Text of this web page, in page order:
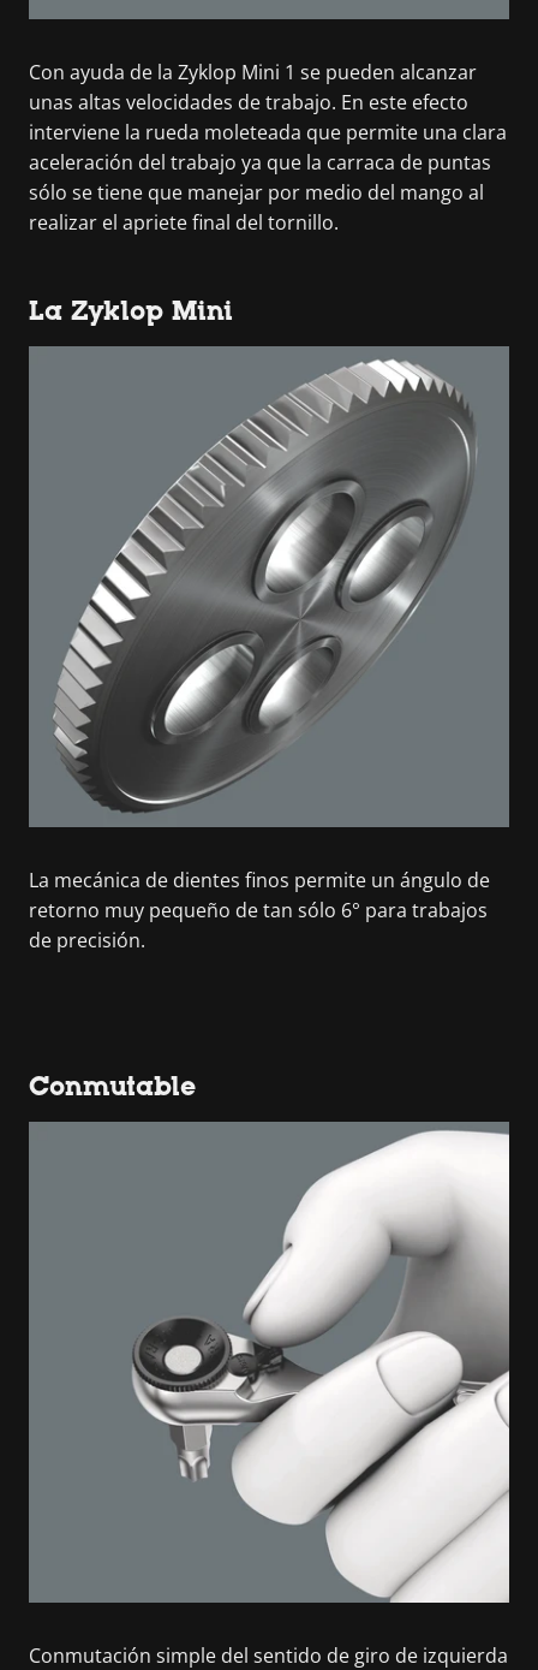
Con ayuda de la Zyklop Mini 1 se pueden alcanzar
unas altas velocidades de trabajo. En este efecto
interviene la rueda moleteada que permite una clara
aceleración del trabajo ya que la carraca de puntas
sólo se tiene que manejar por medio del mango al
realizar el apriete final del tornillo.
La Zyklop Mini
La mecánica de dientes finos permite un ángulo de
retorno muy pequeño de tan sólo 6° para trabajos
de precisión.
Conmutable
Conmutación simple del sentido de giro de izquierda